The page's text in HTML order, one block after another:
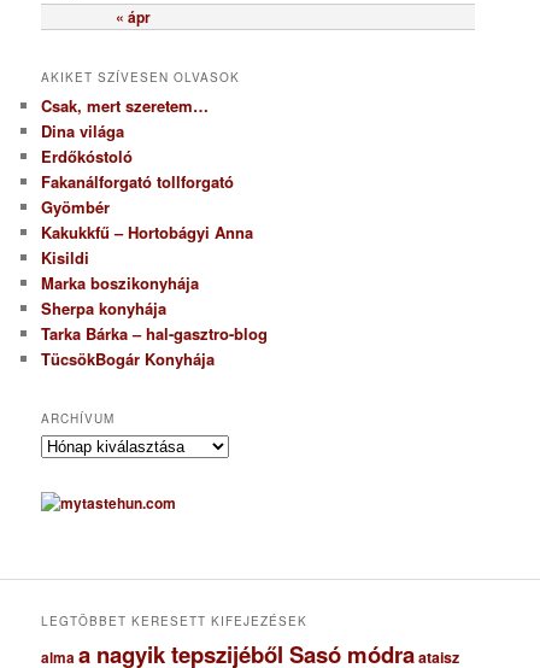
« ápr
AKIKET SZÍVESEN OLVASOK
Csak, mert szeretem…
Dina világa
Erdőkóstoló
Fakanálforgató tollforgató
Gyömbér
Kakukkfű – Hortobágyi Anna
Kisildi
Marka boszikonyhája
Sherpa konyhája
Tarka Bárka – hal-gasztro-blog
TücsökBogár Konyhája
ARCHÍVUM
A
c
h
u
LEGTÖBBET KERESETT KIFEJEZÉSEK
almaa nagyik tepszijéből Sasó módraataisz